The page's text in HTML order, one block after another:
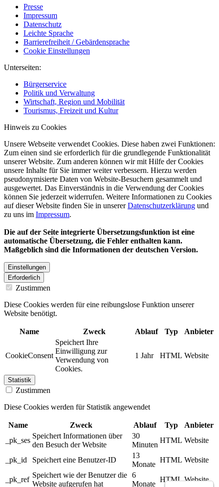
Presse
Impressum
Datenschutz
Leichte Sprache
Barrierefreiheit / Gebärdensprache
Cookie Einstellungen
Unterseiten:
Bürgerservice
Politik und Verwaltung
Wirtschaft, Region und Mobilität
Tourismus, Freizeit und Kultur
Hinweis zu Cookies
Unsere Webseite verwendet Cookies. Diese haben zwei Funktionen:
Zum einen sind sie erforderlich für die grundlegende Funktionalität
unserer Website. Zum anderen können wir mit Hilfe der Cookies
unsere Inhalte für Sie immer weiter verbessern. Hierzu werden
pseudonymisierte Daten von Website-Besuchern gesammelt und
ausgewertet. Das Einverständnis in die Verwendung der Cookies
können Sie jederzeit widerrufen. Weitere Informationen zu Cookies
auf dieser Website finden Sie in unsererDatenschutzerklärung und
zu uns im Impressum.
Die auf der Seite integrierte Übersetzungsfunktion ist eine
automatische Übersetzung, die Fehler enthalten kann.
Maßgeblich sind die Informationen der deutschen Version.
Einstellungen
Erforderlich
Zustimmen
Diese Cookies werden für eine reibungslose Funktion unserer
Website benötigt.
Name Zweck Ablauf Typ Anbieter
CookieConsent
Speichert Ihre
Einwilligung zur
Verwendung von
Cookies.
1 Jahr HTML Website
Statistik
Zustimmen
Diese Cookies werden für Statistik angewendet
Name Zweck Ablauf Typ
Anbieter
_pk_ses
Speichert Informationen über
den Besuch der Website
30
Minuten
HTML Website
_pk_id Speichert eine Benutzer-ID
13
Monate
HTML Website
_pk_ref
Speichert wie der Benutzer die
Website aufgerufen hat
6
Monate
HTML Website